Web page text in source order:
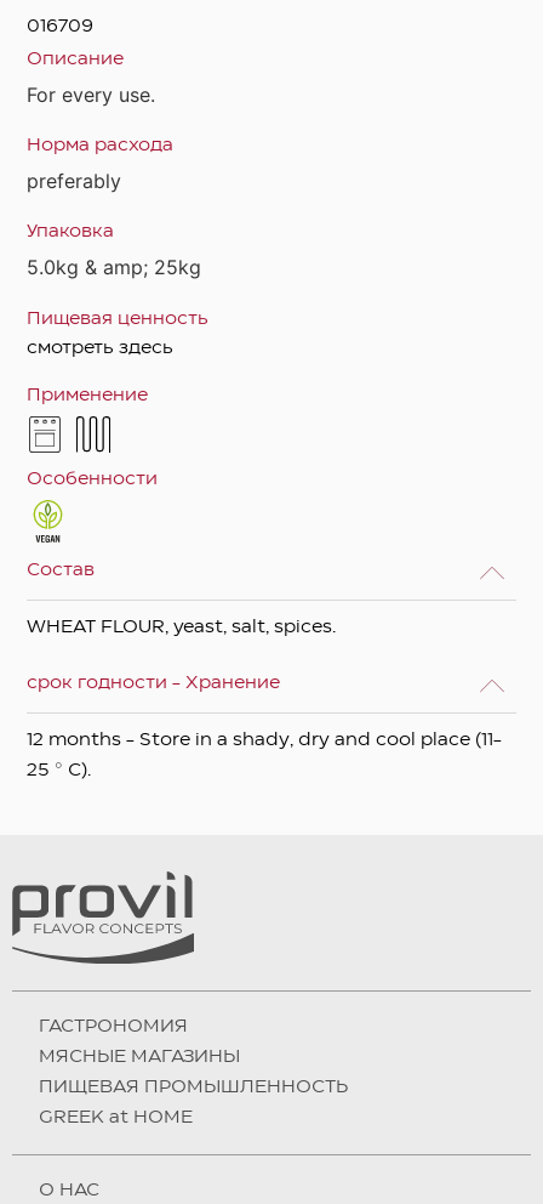
016709
Описание
For every use.
Норма расхода
preferably
Упаковка
5.0kg & amp; 25kg
Пищевая ценность
смотреть здесь
Применение
Особенности
Состав
WHEAT FLOUR, yeast, salt, spices.
срок годности - Хранение
12 months - Store in a shady, dry and cool place (11-
25 ° C).
ГАСТРОНОМИЯ
МЯСНЫЕ МАГАЗИНЫ
ПИЩЕВАЯ ПРОМЫШЛЕННОСТЬ
GREEK at HOME
О НAC